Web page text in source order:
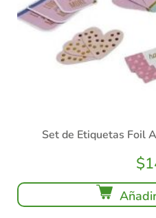
Set de Etiquetas Foil
$